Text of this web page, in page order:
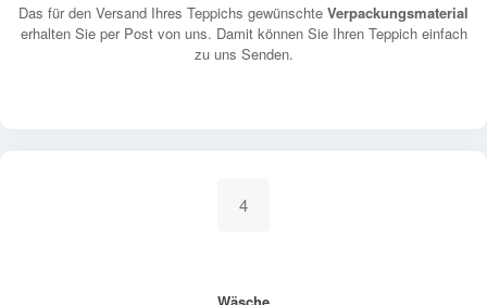
Das für den Versand Ihres Teppichs gewünschte Verpackungsmaterial
erhalten Sie per Post von uns. Damit können Sie Ihren Teppich einfach
zu uns Senden.
4
Wäsche